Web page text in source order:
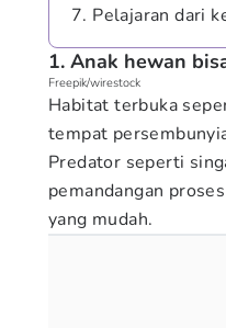
7. Pelajaran dari
1. Anak hewan
Freepik/wirestock
Habitat terbuka
tempat
Predator seperti
pemandangan
yang mudah.